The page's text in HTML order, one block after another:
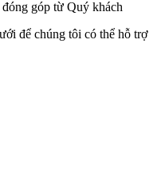
góp từ Quý khách
để chúng tôi có thể hỗ trợ